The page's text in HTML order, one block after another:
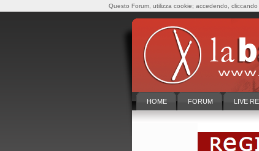
HOME FORUM LIVE
Questo Forum, utilizza cookie; accedendo,